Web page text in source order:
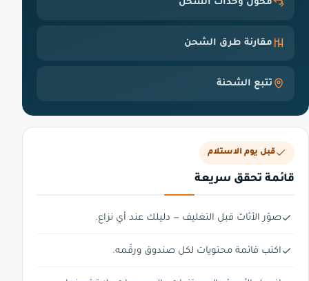
محوّل وحدات الشحن
مقارنة طرق الشحن
تتبع الشحنة
قبل يوم الاستلام
قائمة تحقق سريعة
صوّر الأثاث قبل التغليف — دليلك عند أي نزاع.
اكتب قائمة محتويات لكل صندوق ورقّمه.